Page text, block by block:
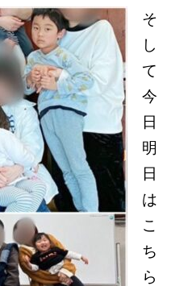
そ
し
て
今
日
明
日
は
こ
ち
ら